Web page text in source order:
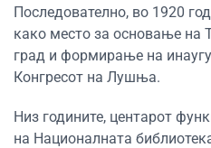
Последователно, во 1920
како место за основање на
град и формирање на
Конгресот на Лушња.
Низ годините, центарот
на Националната